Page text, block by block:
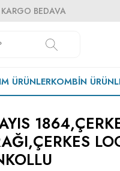
BEDAVA
ÜRÜNLERKOMBIN